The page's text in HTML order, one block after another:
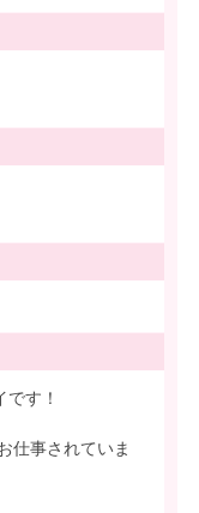
す！
仕事されていま